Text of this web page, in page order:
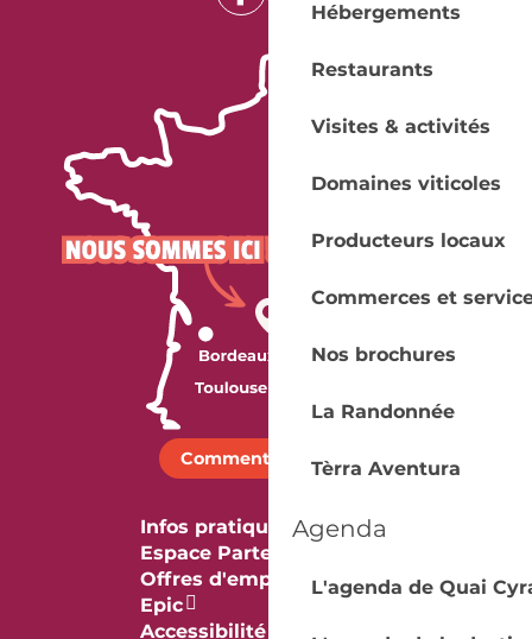
Hébergements
Restaurants
Visites & activités
Domaines viticoles
Producteurs locaux
Commerces et
Nos brochures
La Randonnée
Tèrra Aventura
Agenda
L'agenda de Quai
Comment venir ?
Infos pratiques
Espace Partenaires
Offres d'emploi & stage
Epic
Accessibilité